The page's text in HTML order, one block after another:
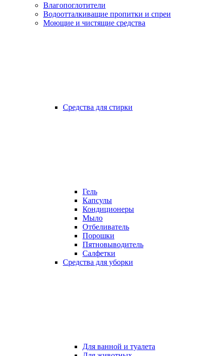
Влагопоглотители
Водоотталкиващие пропитки и спреи
Моющие и чистящие средства
Средства для стирки
Гель
Капсулы
Кондиционеры
Мыло
Отбеливатель
Порошки
Пятновыводитель
Салфетки
Средства для уборки
Для ванной и туалета